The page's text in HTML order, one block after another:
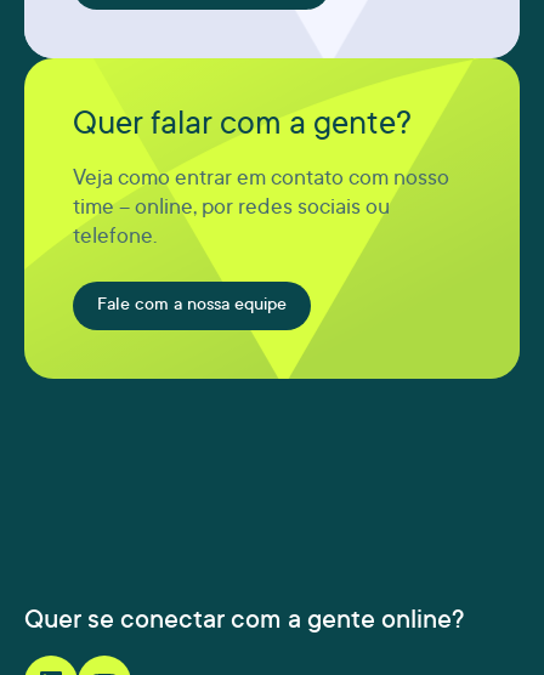
Quer falar com a gente?
Veja como entrar em contato com nosso
time – online, por redes sociais ou
telefone.
Fale com a nossa equipe
Quer se conectar com a gente online?